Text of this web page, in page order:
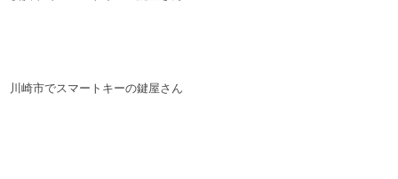
川崎市でスマートキーの鍵屋さん